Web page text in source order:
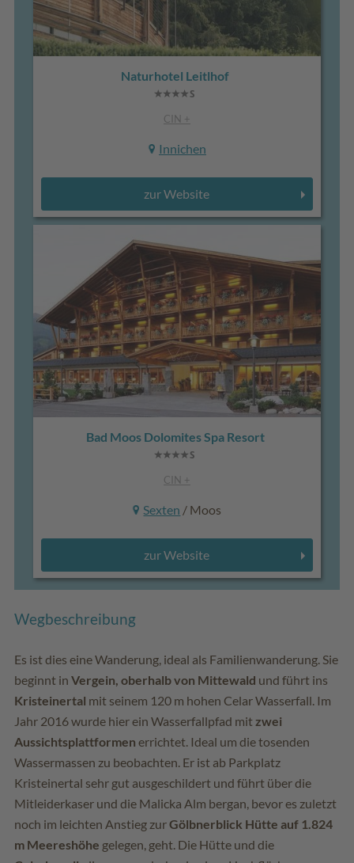
Naturhotel Leitlhof
CIN +
Innichen
zur Website
Bad Moos Dolomites Spa Resort
CIN +
Sexten / Moos
zur Website
Wegbeschreibung
Es ist dies eine Wanderung, ideal als Familienwanderung. Sie
beginnt in Vergein, oberhalb von Mittewald und führt ins
Kristeinertal mit seinem 120 m hohen Celar Wasserfall. Im
Jahr 2016 wurde hier ein Wasserfallpfad mit zwei
Aussichtsplattformen errichtet. Ideal um die tosenden
Wassermassen zu beobachten. Er ist ab Parkplatz
Kristeinertal sehr gut ausgeschildert und führt über die
Mitleiderkaser und die Malicka Alm bergan, bevor es zuletzt
noch im leichten Anstieg zurGölbnerblick Hütte auf 1.824
m Meereshöhe gelegen, geht. Die Hütte und die